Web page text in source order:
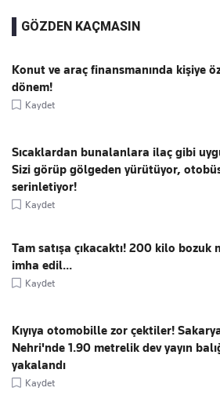
GÖZDEN KAÇMASIN
Konut ve araç finansmanında kişiye
dönem!
Kaydet
Sıcaklardan bunalanlara ilaç gibi
Sizi görüp gölgeden yürütüyor,
serinletiyor!
Kaydet
Tam satışa çıkacaktı! 200 kilo bozuk
imha edil...
Kaydet
Kıyıya otomobille zor çektiler!
Nehri'nde 1.90 metrelik dev yayın
yakalandı
Kaydet